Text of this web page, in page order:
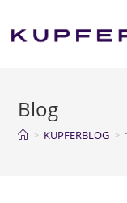
Blog
> KUPFERBLOG >